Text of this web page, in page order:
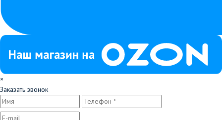
×
Заказать звонок